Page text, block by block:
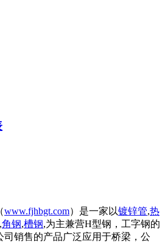
www.fjhbgt.com）是一家以镀锌管,热
,角钢,槽钢,为主兼营H型钢，工字钢的
司销售的产品广泛应用于桥梁，公